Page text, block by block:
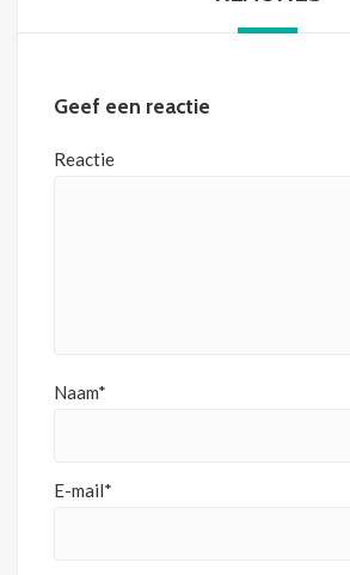
Geef een reactie
Reactie
Naam*
E-mail*